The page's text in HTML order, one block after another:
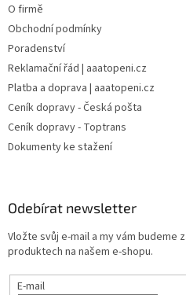
O firmě
Obchodní podmínky
Poradenství
Reklamační řád | aaatopeni.cz
Platba a doprava | aaatopeni.cz
Ceník dopravy - Česká pošta
Ceník dopravy - Toptrans
Dokumenty ke stažení
Odebírat newsletter
Vložte svůj e-mail a my vám budeme
produktech na našem e-shopu.
E-mail